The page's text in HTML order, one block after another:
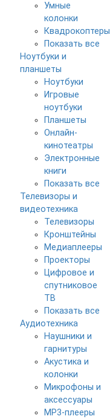
Умные
колонки
Квадрокоптеры
Показать все
Ноутбуки и
планшеты
Ноутбуки
Игровые
ноутбуки
Планшеты
Онлайн-
кинотеатры
Электронные
книги
Показать все
Телевизоры и
видеотехника
Телевизоры
Кронштейны
Медиаплееры
Проекторы
Цифровое и
спутниковое
ТВ
Показать все
Аудиотехника
Наушники и
гарнитуры
Акустика и
колонки
Микрофоны и
аксессуары
MP3-плееры